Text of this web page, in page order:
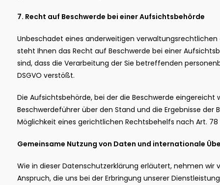
7. Recht auf Beschwerde bei einer Aufsichtsbehörde
Unbeschadet eines anderweitigen
steht Ihnen das Recht auf Beschwerde bei einer
sind, dass die Verarbeitung der Sie betreffenden
DSGVO verstößt.
Die Aufsichtsbehörde, bei der die Beschwerde
Beschwerdeführer über den Stand und die Ergebnisse der
Möglichkeit eines gerichtlichen Rechtsbehelfs nach Art. 78
Gemeinsame Nutzung von Daten und internationale
Wie in dieser Datenschutzerklärung erläutert, nehmen wir
Anspruch, die uns bei der Erbringung unserer